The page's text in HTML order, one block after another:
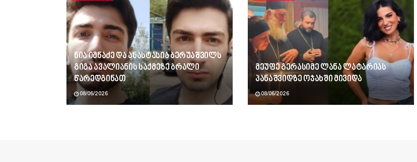
ნია იმნაძე და ანასტასია ბერუაშვილს
გიგა ავალიანის საქმეზე ბრალი
წარედგინათ
08/06/2026
მეუფე გერასიმე ლანა ლატარიას
პანაშვიდზე ოჯახში მივიდა
08/06/2026